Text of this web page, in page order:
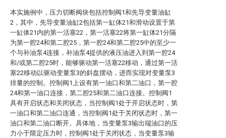
本实施例中，压力切断阀块包括控制阀1和先导变量油缸
2，其中，先导变量油缸2包括第一缸体21和滑动设置于第
一缸体21内的第一活塞22，第一活塞22将第一缸体21分隔
为第一腔24和第二腔25，第一腔24和第二腔25中的至少一
个与补油泵4连接，补油泵4提供的液压油进入到第一腔24
和/或第二腔25时，能够驱动第一活塞22移动，通过第一活
塞22移动以驱动变量泵3的斜盘摆动，进而实现对变量泵3
排量的控制。控制阀1上设有第一油口和第二油口，第一腔
24和第一油口连接，第二腔25和第二油口连接。控制阀1
具有开启状态和关闭状态，当控制阀1处于开启状态时，第
一油口和第二油口连通，当控制阀1处于关闭状态时，第一
油口和第二油口断开。具体地，当变量泵3输出端油口的压
力小于限定压力时，控制阀1处于关闭状态，当变量泵3输